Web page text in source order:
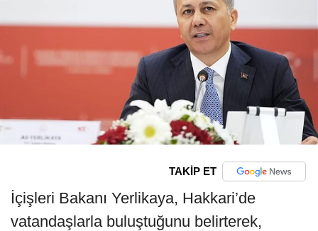
TAKİP ET
İçişleri Bakanı Yerlikaya, Hakkari’de
vatandaşlarla buluştuğunu belirterek,